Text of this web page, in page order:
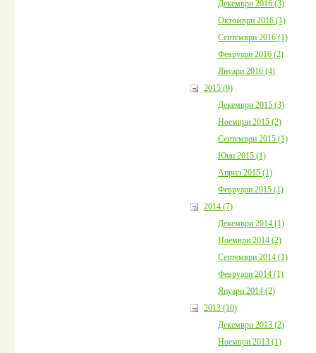
Декември 2016 (3)
Октомври 2016 (1)
Септември 2016 (1)
Февруари 2016 (2)
Януари 2016 (4)
2015 (9)
Декември 2015 (3)
Ноември 2015 (2)
Септември 2015 (1)
Юни 2015 (1)
Април 2015 (1)
Февруари 2015 (1)
2014 (7)
Декември 2014 (1)
Ноември 2014 (2)
Септември 2014 (1)
Февруари 2014 (1)
Януари 2014 (2)
2013 (10)
Декември 2013 (2)
Ноември 2013 (1)